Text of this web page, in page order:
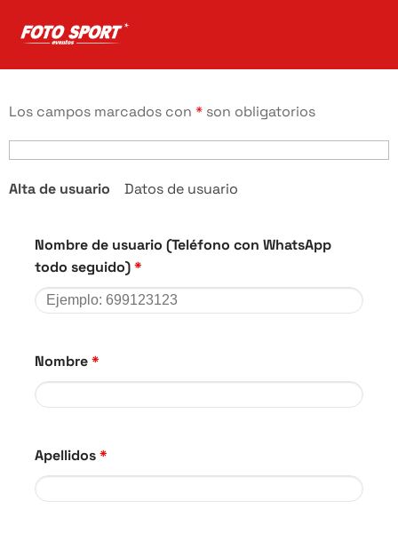
Los campos marcados con * son obligatorios
Alta de usuario Datos de usuario
Nombre de usuario (Teléfono con WhatsApp
todo seguido)*
Nombre*
Apellidos*